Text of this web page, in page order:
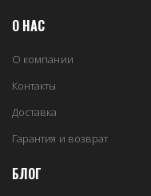
О НАС
О компании
Контакты
Доставка
Гарантия и возврат
БЛОГ